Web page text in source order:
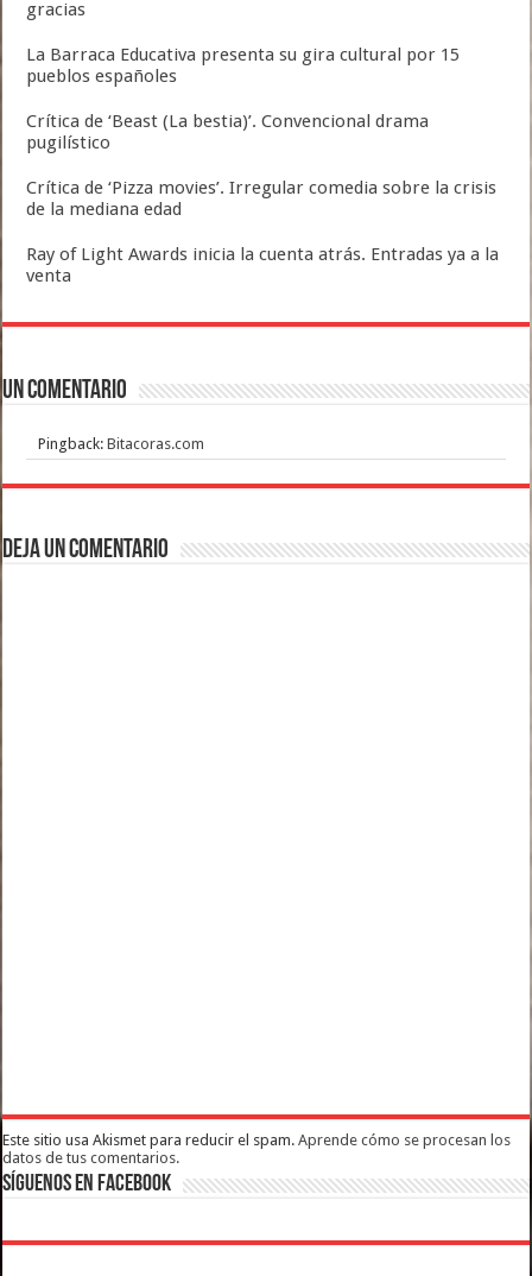
gracias
La Barraca Educativa presenta su gira cultural por 15
pueblos españoles
Crítica de ‘Beast (La bestia)’. Convencional drama
pugilístico
Crítica de ‘Pizza movies’. Irregular comedia sobre la crisis
de la mediana edad
Ray of Light Awards inicia la cuenta atrás. Entradas ya a la
venta
Un comentario
Pingback:Bitacoras.com
Deja un comentario
Este sitio usa Akismet para reducir el spam.Aprende cómo se procesan los
datos de tus comentarios.
Síguenos en Facebook